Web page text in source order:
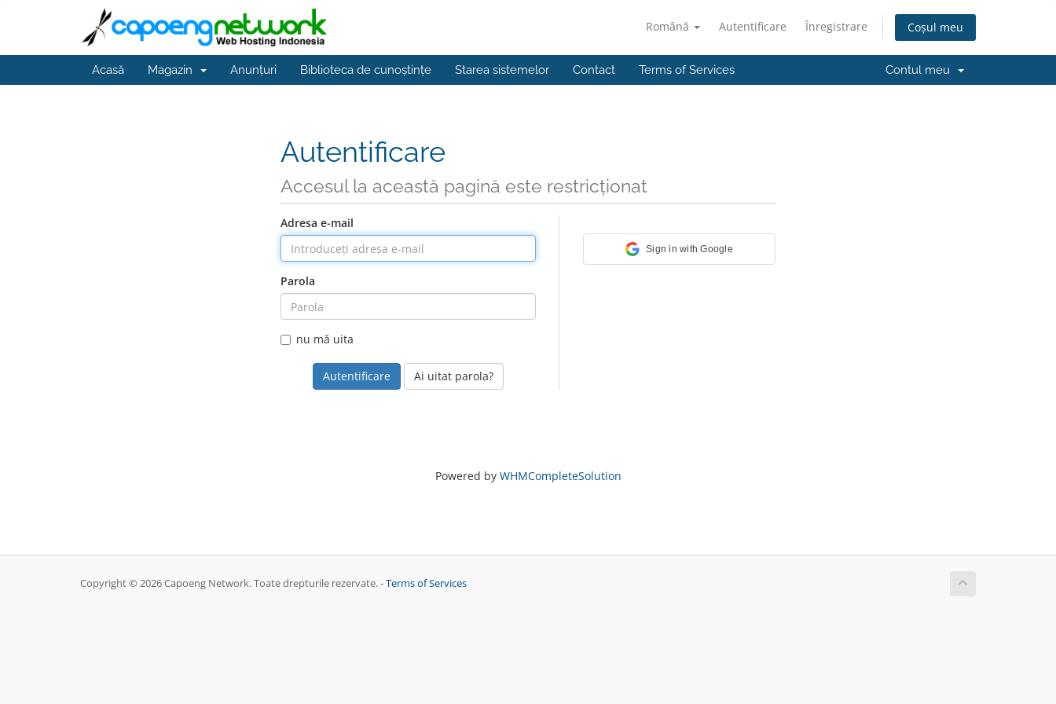
Română Autentificare Înregistrare Coșul meu
Acasă Magazin Anunțuri Biblioteca de cunoștințe Starea sistemelor Contact Terms of Services Contul meu
Autentificare
Accesul la această pagină este restricționat
Adresa e-mail
Parola
nu mă uita
Ai uitat parola?
Sign in with Google
Powered by WHMCompleteSolution
Copyright © 2026 Capoeng Network. Toate drepturile rezervate. -Terms of Services